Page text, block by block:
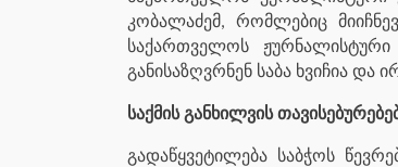
კობალაძემ, რომლებიც
საქართველოს
განისაზღვრნენ საბა ხვიჩია და
საქმის განხილვის
გადაწყვეტილება საბჭოს